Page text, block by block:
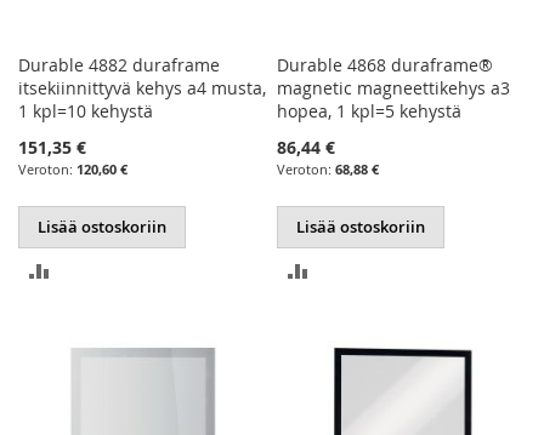
Durable 4882 duraframe
itsekiinnittyvä kehys a4 musta,
1 kpl=10 kehystä
151,35 €
120,60 €
Lisää ostoskoriin
Durable 4868 duraframe®
magnetic magneettikehys a3
hopea, 1 kpl=5 kehystä
86,44 €
68,88 €
Lisää ostoskoriin